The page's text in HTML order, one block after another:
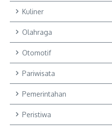
Kuliner
Olahraga
Otomotif
Pariwisata
Pemerintahan
Peristiwa